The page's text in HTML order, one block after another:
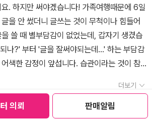
의뢰 판매알림
일하고 있는 작가의 자전적 소설입니다. 소설
점에서 일하고 있습니다. 많은 사람들이 읽
다. '다름' 과 '틀림' 을 구분하는 지혜가 필요
름'을 이해하지 못합니다. 4. <니체와 걷다>
시라토리 하루히코 엮음, 이신철 옮김 / 케미
상적인 책입니다. 니체가 생전에 지나쳤던
서 니체의 글들을 감상할 수 있습니다. 사진
글들도 우리의 정신을 두드립니다. 오랜만
라보레이션을 감상했습니다. 5. <사피엔스의
증상들이 점진적으로 심해질 수 있다고 봐
' 은 심리적 탈진과 이에 동반하는 신체증상
가 10월 달에 '번아웃'을 약간 경험했던 것 같
로 의욕이 충만했다가 의욕이 상실되고 무기력
습니다. 몸과 마음이 지치지 않도록 잘 돌봐
. 하지만 써야겠습니다! 가족여행때문에 6일
을 안 썼더니 글쓰는 것이 무척이나 힘들어
쓸 때 별부담감이 없었는데, 갑자기 생겼습
나?' 부터 '글을 잘써야되는데...' 하는 부담감
색한 감정이 앞섭니다. 습관이라는 것이 참
때는 몰랐는데, 6일 쉬니깐 글쓰는게 굉장
일이 되었습니다. 앞으로는 조금이라도 꾸준히
은 글들이라도 너그러이 봐주시면 감사하겠습
했습니다. 저번 달에 중고서점에서 산 책들
더보기